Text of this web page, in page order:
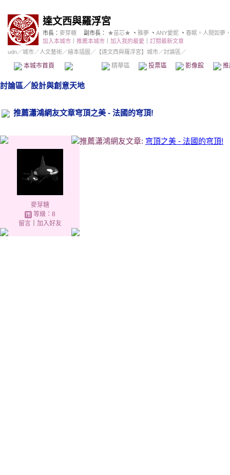
達文西與羅浮宮
市長： 麥芽糖 副市長： ★苗芯★ 、 雅夢 、 ANY愛妮 、 春眠。人間如夢
加入本城市
推薦本城市 加入我的最愛
訂閱最新文章
udn／城市／人文藝術／繪本插圖 ／ 【達文西與羅浮宮】城市／討論區／
本城市首頁 精華區 投票區 影像館
討論區／設計與創意天地
推薦瀟鴻網友文章穹頂之美 - 法國的穹頂!
麥芽糖
等級：8
留言｜ 加入好友
推薦瀟鴻網友文章: 穹頂之美 - 法國的穹頂!